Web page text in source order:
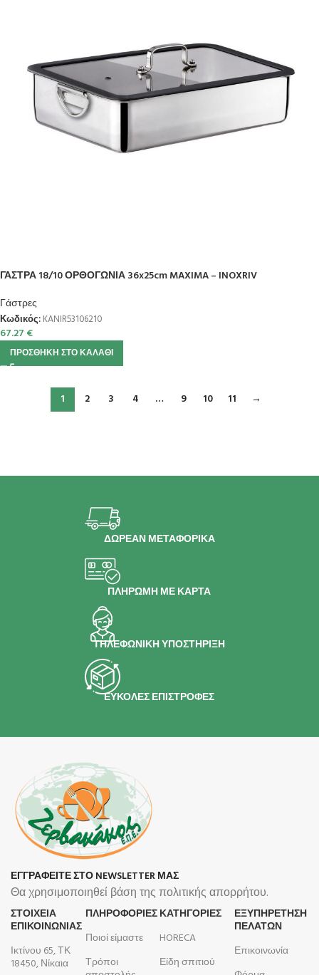
ΓΑΣΤΡΑ 18/10 ΟΡΘΟΓΩΝΙΑ 36x25cm MAXIMA – INOXRIV
Γάστρες
Κωδικός: KANIR53106210
67.27 €
ΠΡΟΣΘΉΚΗ ΣΤΟ ΚΑΛΆΘΙ
1 2 3 4 … 9 10 11 →
ΔΩΡΕΑΝ ΜΕΤΑΦΟΡΙΚΑ
ΠΛΗΡΩΜΗ ΜΕ ΚΑΡΤΑ
ΤΗΛΕΦΩΝΙΚΗ ΥΠΟΣΤΗΡΙΞΗ
ΕΥΚΟΛΕΣ ΕΠΙΣΤΡΟΦΕΣ
ΕΓΓΡΑΦΕΙΤΕ ΣΤΟ NEWSLETTER ΜΑΣ
Θα χρησιμοποιηθεί βάση της πολιτικής απορρήτου.
ΣΤΟΙΧΕΙΑ
ΕΠΙΚΟΙΝΩΝΙΑΣ
Ικτίνου 65, ΤΚ
18450, Νίκαια
ΠΛΗΡΟΦΟΡΊΕΣ
Ποιοί είμαστε
Τρόποι
ΚΑΤΗΓΟΡΙΕΣ
HORECA
Είδη σπιτιού
ΕΞΥΠΗΡΕΤΗΣΗ
ΠΕΛΑΤΩΝ
Επικοινωνία